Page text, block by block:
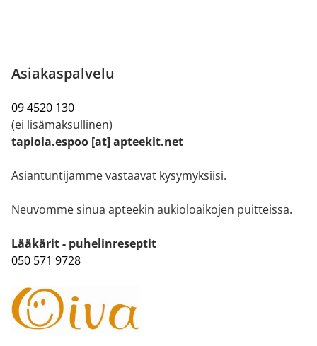
Asiakaspalvelu
09 4520 130
(ei lisämaksullinen)
tapiola.espoo [at] apteekit.net
Asiantuntijamme vastaavat kysymyksiisi.
Neuvomme sinua apteekin aukioloaikojen puitteissa.
Lääkärit - puhelinreseptit
050 571 9728